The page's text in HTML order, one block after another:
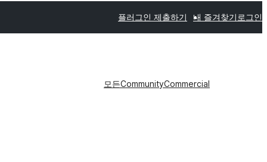
플러그인 제출하기 내 즐겨찾기 로그인
모든CommunityCommercial